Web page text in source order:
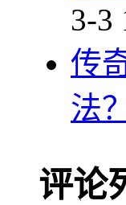
3-3
传
法？
评论